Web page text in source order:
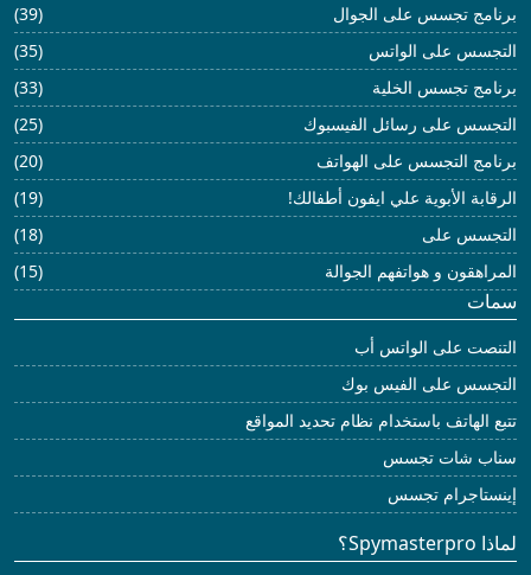
برنامج تجسس على الجوال
(39)
التجسس على الواتس
(35)
برنامج تجسس الخلية
(33)
التجسس على رسائل الفيسبوك
(25)
برنامج التجسس على الهواتف
(20)
الرقابة الأبوية علي ايفون أطفالك!
(19)
التجسس على
(18)
المراهقون و هواتفهم الجوالة
(15)
سمات
التنصت على الواتس أب
التجسس على الفيس بوك
تتبع الهاتف باستخدام نظام تحديد المواقع
سناب شات تجسس
إينستاجرام تجسس
لماذا Spymasterpro؟